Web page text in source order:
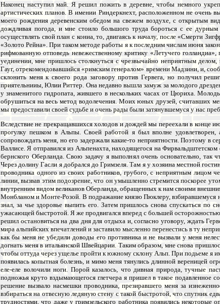
Наконец наступил май. Я решил пожить в деревне, чтобы немного
артистических планов. В имении Риндеркнехт, расположенном не
моего рождения деревенским обедом на свежем воздухе, с открытым
дождливая погода, и мне стоило большого труда бороться с ее
осуществлять свой план с кониа, то, двигаясь к началу, после «Смерти
«Золото Рейна». При таком методе работы я к последним числам июня
рифмованную отповедь невежественному критику «Летучего
уединении, мне пришлось столкнуться с чрезвычайно неприятным
Гауг, отрекомендовавшийся «римским генералом» времени Мадзини, и,
склонить меня к своего рода заговору против Гервега, но получил
приятельнииы, Юлии Риттер. Она недавно вышла замуж за молодого
у знаменитого гидропата, жившего в нескольких часах от Цюриха.
обрушиться на весь метод водолечения. Моих юных друзей, считавших
мы предоставили своей судьбе и очень рады были затянувшемуся у нас
Вследствие не прекращавшихся холодов и дождей мы переехали в конце
прогулку пешком в Альпы. Своей работой я был вполне
сопровождать меня, но его задержали какие-то неприятности. Поэтому в
Валлисе. Я отправился из Альпенахта, находящегося на
бернского Оберланда. Свою задачу я выполнял очень основательно,
Через долину Гасли я добрался до Гримзеля. Там я у хозяина местной
проводника одного из своих работников, грубого, с неприятным
линии, вызвав этим подозрение, что он умышленно стремится поскорее
внутренним видом великанов Оберланда, обращенных к нам своими
Монбланом и Монте-Розой. В подражание князю Пюклеру, взбиравшемуся
знал, за чье здоровье выпить его. Затем пришлось снова спускаться
ужасающей быстротой. Я же продвигался вперед с большей
решил остановиться на два дня для отдыха и, согласно уговору, ждать
мира альпийских впечатлений и заставило мысленно перенестись в ту
как бы меня не убедили доводы его противника и не вызвали у меня
догнать меня в итальянской Швейцарии. Таким образом, мне снова
чтобы оттуда через ущелье пройти к южному склону Альп. При подьеме я
появилась копытная болезнь, и мимо меня тянулись длинной вереницей
еле-еле волочили ноги. Порой казалось, что дивная природа, тучные
подножья круто вздымающегося глетчера я пришел в такое подавленное
решение вызвало насмешки проводника, презиравшего меня за
взбираться на отвесную ледяную стену с такой быстротой, что спутник
трудностями, что даже у гримзельского работника появились